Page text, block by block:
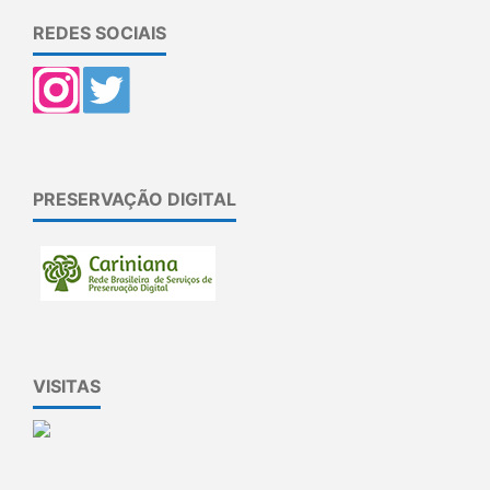
REDES SOCIAIS
PRESERVAÇÃO DIGITAL
VISITAS